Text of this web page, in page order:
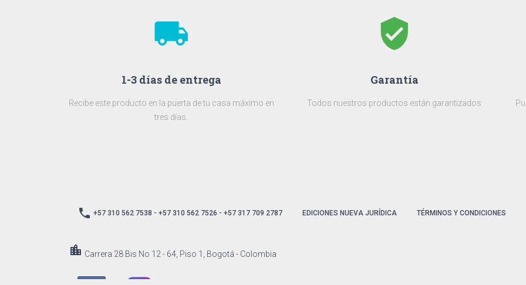
local_shipping
1-3 días de entrega
Recibe este producto en la puerta de tu casa máximo en
tres días.
verified_user
Garantía
Todos nuestros productos están garantizados
local_phone +57 310 562 7538 - +57 310 562 7526 - +57 317 709 2787
location_city Carrera 28 Bis No 12 - 64, Piso 1, Bogotá - Colombia
EDICIONES NUEVA JURÍDICA TÉRMINOS Y CONDICIONES